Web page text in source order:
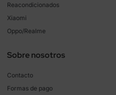
Reacondicionados
Xiaomi
Oppo/Realme
Sobre nosotros
Contacto
Formas de pago